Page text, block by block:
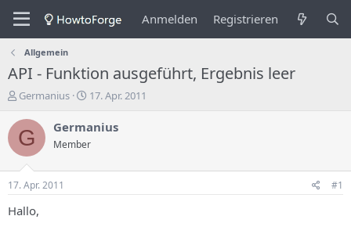
Anmelden Registrieren
Allgemein
API - Funktion ausgeführt, Ergebnis leer
E
s
t
e
l
e
r
Germanius
E
s
17. Apr. 2011
G Germanius
Member
17. Apr. 2011 #1
Hallo,